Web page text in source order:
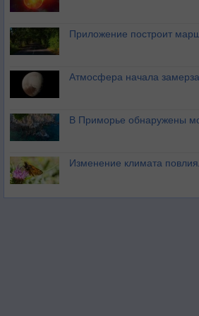
Приложение построит
Атмосфера начала
В Приморье обнаружены
Изменение климата